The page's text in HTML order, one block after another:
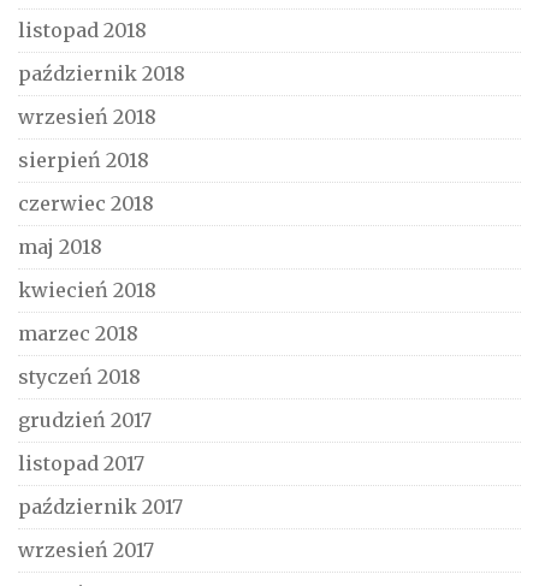
listopad 2018
październik 2018
wrzesień 2018
sierpień 2018
czerwiec 2018
maj 2018
kwiecień 2018
marzec 2018
styczeń 2018
grudzień 2017
listopad 2017
październik 2017
wrzesień 2017